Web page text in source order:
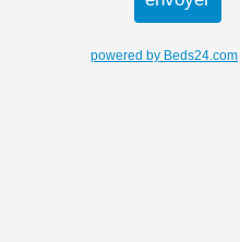
powered by Beds24.com